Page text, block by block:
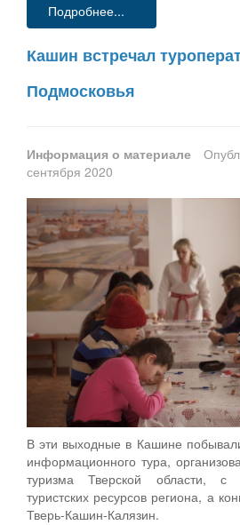
Подробнее...
Кашин встречал
Подмосковья
Информация о материале
сентября 2020
В эти выходные в Кашине побывали
информационного тура,
туризма Тверской области, с
туристских ресурсов региона, а
Тверь-Кашин-Калязин.